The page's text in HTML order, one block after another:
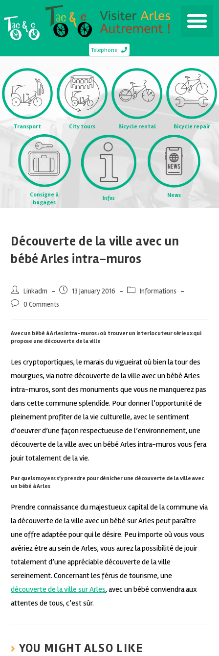
Telephone
Transport City tours Bicycle rental Bicycle repair
Consigne à
bagages
Infos News
Découverte de la ville avec un
bébé Arles intra-muros
Linkadm 13 January 2016
Informations
0 Comments
Avec un bébé à Arles intra-muros : où trouver un interlocuteur sérieux qui
propose une découverte de la ville
Les cryptoportiques, le marais du vigueirat où bien la tour des
mourgues, via notre découverte de la ville avec un bébé Arles
intra-muros, sont des monuments que vous ne manquerez pas
dans cette commune splendide. Pour donner l’opportunité de
pleinement profiter de la vie culturelle, avec le sentiment
d’oeuvrer d’une façon respectueuse de l’environnement, une
découverte de la ville avec un bébé Arles intra-muros vous fera
jouir totalement de la vie.
Par quels moyens s’y prendre pour dénicher une découverte de la ville avec
un bébé à Arles
Prendre connaissance du majestueux capital de la commune via
la découverte de la ville avec un bébé sur Arles peut paraître
une offre adaptée pour qui le désire. Peu importe où vous vous
avériez être au sein de Arles, vous aurez la possibilité de jouir
totalement d’une appréciable découverte de la ville
sereinement. Concernant les férus de tourisme, une
découverte de la ville sur Arles, avec un bébé conviendra aux
attentes de tous, c’est sûr.
YOU MIGHT ALSO LIKE